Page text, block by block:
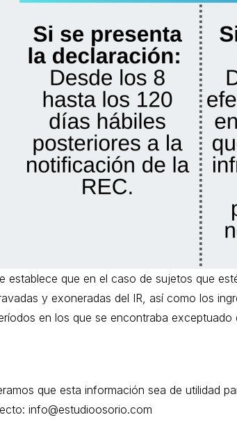
establece que en el caso de sujetos que
y exoneradas del IR, así como los
en los que se encontraba
que esta información sea de utilidad
info@estudioosorio.com